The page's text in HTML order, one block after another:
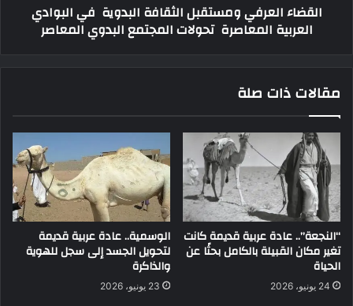
القضاء العرفي ومستقبل الثقافة البدوية في البوادي
العربية المعاصرة تحولات المجتمع البدوي المعاصر
مقالات ذات صلة
“النجعة”.. عادة عربية قديمة كانت
تغير مكان القبيلة بالكامل بحثًا عن
الحياة
24 يونيو، 2026
الوسمية.. عادة عربية قديمة
لتحويل الجسد إلى سجل للهوية
والذاكرة
23 يونيو، 2026